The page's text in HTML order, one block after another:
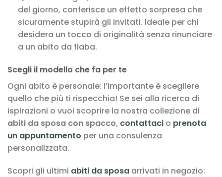
del giorno, conferisce un effetto sorpresa che
sicuramente stupirà gli invitati. Ideale per chi
desidera un tocco di originalità senza rinunciare
a un abito da fiaba.
Scegli il modello che fa per te
Ogni abito è personale: l’importante è scegliere
quello che più ti rispecchia! Se sei alla ricerca di
ispirazioni o vuoi scoprire la nostra collezione di
abiti da sposa con spacco, contattaci o prenota
un appuntamento per una consulenza
personalizzata.
Scopri gli ultimi abiti da sposa arrivati in negozio: